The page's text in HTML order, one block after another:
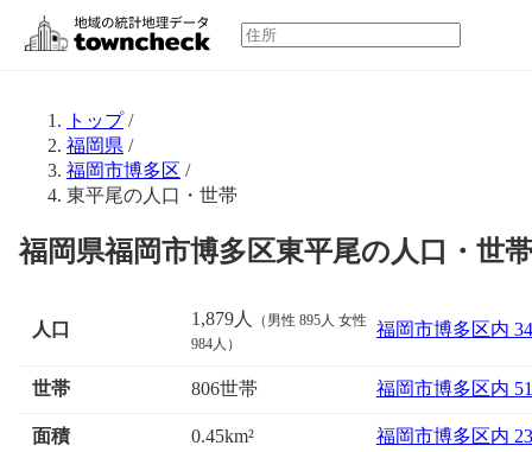
トップ/
福岡県 /
福岡市博多区 /
東平尾の人口・世帯
福岡県福岡市博多区東平尾の人口・世帯
人口
1,879人
（男性 895人 女性
984人）
福岡市博多区内
世帯 806世帯 福岡市博多区内
面積 0.45km² 福岡市博多区内